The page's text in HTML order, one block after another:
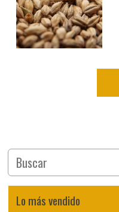
Lo más vendido